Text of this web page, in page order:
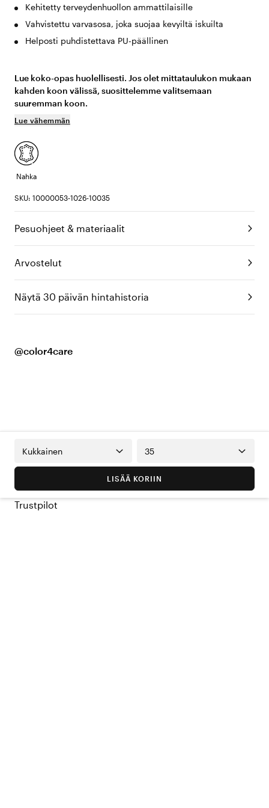
Kehitetty terveydenhuollon ammattilaisille
Vahvistettu varvasosa, joka suojaa kevyiltä iskuilta
Helposti puhdistettava PU-päällinen
Lue koko-opas huolellisesti. Jos olet mittataulukon mukaan
kahden koon välissä, suosittelemme valitsemaan
suuremman koon.
Lue vähemmän
Nahka
SKU: 10000053-1026-10035
Pesuohjeet & materiaalit
Arvostelut
Näytä 30 päivän hintahistoria
@color4care
Kukkainen 35
LISÄÄ KORIIN
Trustpilot